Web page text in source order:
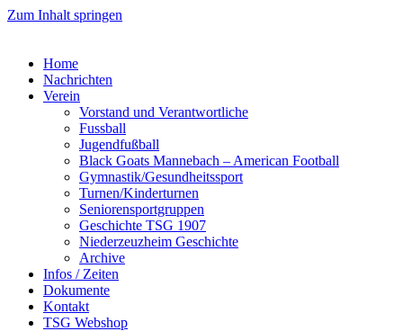
Zum Inhalt springen
Home
Nachrichten
Verein
Vorstand und Verantwortliche
Fussball
Jugendfußball
Black Goats Mannebach – American Football
Gymnastik/Gesundheitssport
Turnen/Kinderturnen
Seniorensportgruppen
Geschichte TSG 1907
Niederzeuzheim Geschichte
Archive
Infos / Zeiten
Dokumente
Kontakt
TSG Webshop